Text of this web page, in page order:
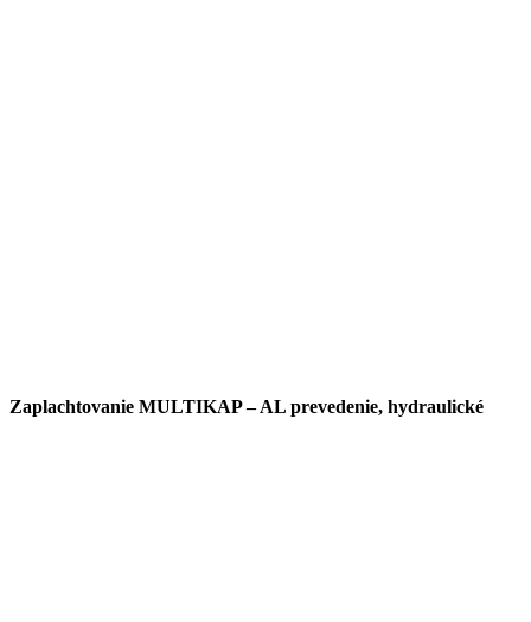
Zaplachtovanie MULTIKAP – AL prevedenie, hydraulické